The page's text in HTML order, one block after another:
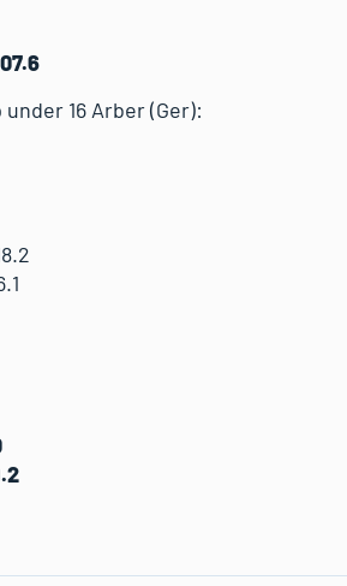
16 Arber (Ger):